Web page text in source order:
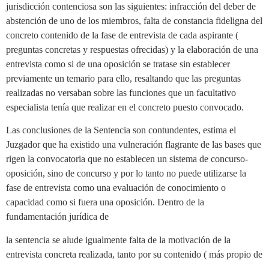
jurisdicción contenciosa son las siguientes: infracción del deber de
abstención de uno de los miembros, falta de constancia fideligna del
concreto contenido de la fase de entrevista de cada aspirante (
preguntas concretas y respuestas ofrecidas) y la elaboración de una
entrevista como si de una oposición se tratase sin establecer
previamente un temario para ello, resaltando que las preguntas
realizadas no versaban sobre las funciones que un facultativo
especialista tenía que realizar en el concreto puesto convocado.
Las conclusiones de la Sentencia son contundentes, estima el
Juzgador que ha existido una vulneración flagrante de las bases que
rigen la convocatoria que no establecen un sistema de concurso-
oposición, sino de concurso y por lo tanto no puede utilizarse la
fase de entrevista como una evaluación de conocimiento o
capacidad como si fuera una oposición. Dentro de la
fundamentación jurídica de
la sentencia se alude igualmente falta de la motivación de la
entrevista concreta realizada, tanto por su contenido ( más propio de